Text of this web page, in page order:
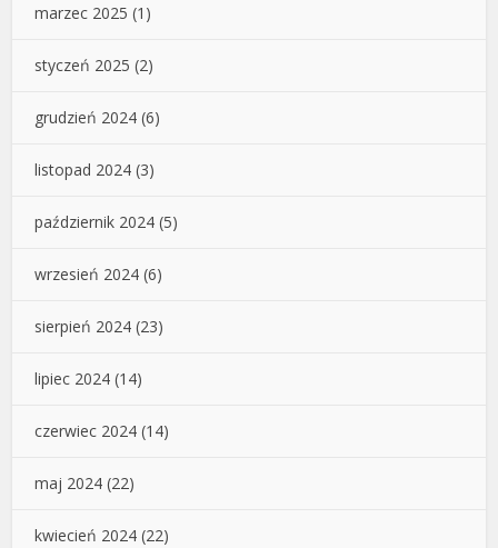
marzec 2025 (1)
styczeń 2025 (2)
grudzień 2024 (6)
listopad 2024 (3)
październik 2024 (5)
wrzesień 2024 (6)
sierpień 2024 (23)
lipiec 2024 (14)
czerwiec 2024 (14)
maj 2024 (22)
kwiecień 2024 (22)